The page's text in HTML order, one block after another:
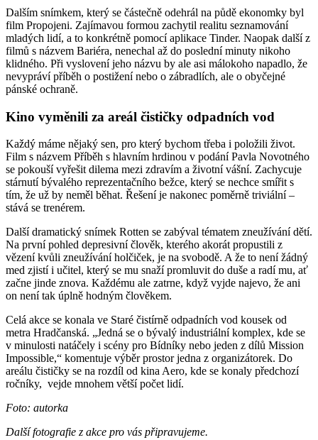
Dalším snímkem, který se částečně odehrál na půdě ekonomky byl
film Propojeni. Zajímavou formou zachytil realitu seznamování
mladých lidí, a to konkrétně pomocí aplikace Tinder. Naopak další z
filmů s názvem Bariéra, nenechal až do poslední minuty nikoho
klidného. Při vyslovení jeho názvu by ale asi málokoho napadlo, že
nevypráví příběh o postižení nebo o zábradlích, ale o obyčejné
pánské ochraně.
Kino vyměnili za areál čističky odpadních vod
Každý máme nějaký sen, pro který bychom třeba i položili život.
Film s názvem Příběh s hlavním hrdinou v podání Pavla Novotného
se pokouší vyřešit dilema mezi zdravím a životní vášní. Zachycuje
stárnutí bývalého reprezentačního bežce, který se nechce smířit s
tím, že už by neměl běhat. Řešení je nakonec poměrně triviální –
stává se trenérem.
Další dramatický snímek Rotten se zabýval tématem zneužívání dětí.
Na první pohled depresivní člověk, kterého akorát propustili z
vězení kvůli zneužívání holčiček, je na svobodě. A že to není žádný
med zjistí i učitel, který se mu snaží promluvit do duše a radí mu, ať
začne jinde znova. Každému ale zatrne, když vyjde najevo, že ani
on není tak úplně hodným člověkem.
Celá akce se konala ve Staré čistírně odpadních vod kousek od
metra Hradčanská. „Jedná se o bývalý industriální komplex, kde se
v minulosti natáčely i scény pro Bídníky nebo jeden z dílů Mission
Impossible,“ komentuje výběr prostor jedna z organizátorek. Do
areálu čističky se na rozdíl od kina Aero, kde se konaly předchozí
ročníky, vejde mnohem větší počet lidí.
Foto: autorka
Další fotografie z akce pro vás připravujeme.